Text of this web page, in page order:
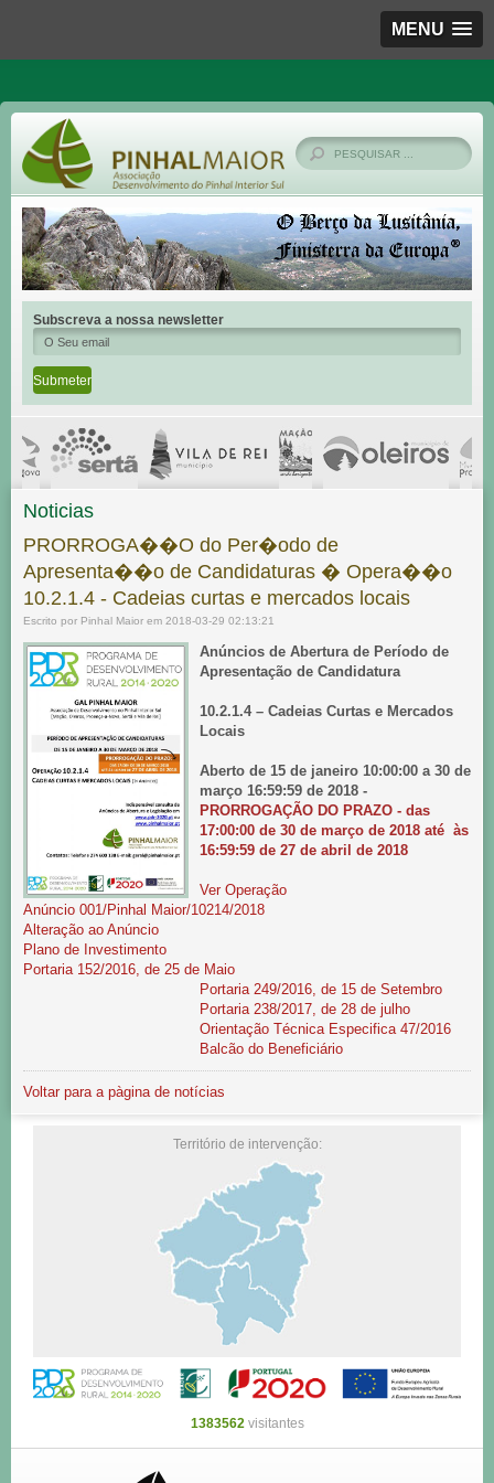
MENU
Subscreva a nossa newsletter
Noticias
PRORROGA��O do Per�odo de
Apresenta��o de Candidaturas � Opera��o
10.2.1.4 - Cadeias curtas e mercados locais
Escrito por Pinhal Maior em 2018-03-29 02:13:21
Anúncios de Abertura de Período de
Apresentação de Candidatura
10.2.1.4 – Cadeias Curtas e Mercados
Locais
Aberto de 15 de janeiro 10:00:00 a 30 de
março 16:59:59 de 2018 -
PRORROGAÇÃO DO PRAZO - das
17:00:00 de 30 de março de 2018 até às
16:59:59 de 27 de abril de 2018
Ver Operação
Anúncio 001/Pinhal Maior/10214/2018
Alteração ao Anúncio
Plano de Investimento
Portaria 152/2016, de 25 de Maio
Portaria 249/2016, de 15 de Setembro
Portaria 238/2017, de 28 de julho
Orientação Técnica Especifica 47/2016
Balcão do Beneficiário
Voltar para a pàgina de notícias
Território de intervenção:
1383562visitantes